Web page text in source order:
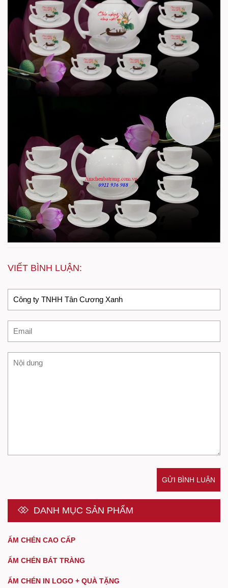
VIẾT BÌNH LUẬN:
GỬI BÌNH LUẬN
DANH MỤC SẢN PHẨM
ẤM CHÉN CAO CẤP
ẤM CHÉN BÁT TRÀNG
ẤM CHÉN IN LOGO + QUÀ TẶNG